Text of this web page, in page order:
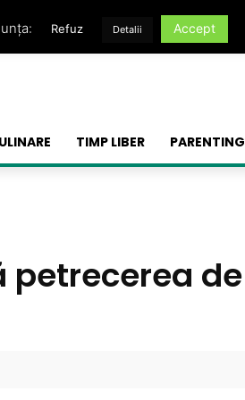
TIMP LIBER PARENTING
petrecerea de
Refuz Detalii Accept